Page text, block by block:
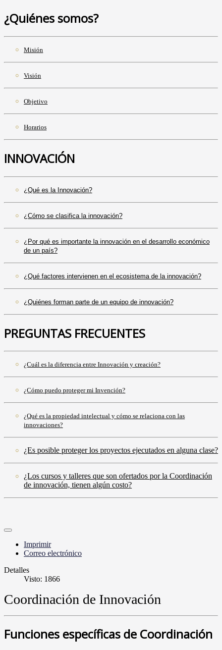
¿Quiénes somos?
Misión
Visión
Objetivo
Horarios
INNOVACIÓN
¿Qué es la Innovación?
¿Cómo se clasifica la innovación?
¿Por qué es importante la innovación en el desarrollo económico
de un país?
¿Qué factores intervienen en el ecosistema de la innovación?
¿Quiénes forman parte de un equipo de innovación?
PREGUNTAS FRECUENTES
¿Cuál es la diferencia entre Innovación y creación?
¿Cómo puedo proteger mi Invención?
¿Qué es la propiedad intelectual y cómo se relaciona con las
innovaciones?
¿Es posible proteger los proyectos ejecutados en alguna clase?
¿Los cursos y talleres que son ofertados por la Coordinación
de innovación, tienen algún costo?
Imprimir
Correo electrónico
Detalles
Visto: 1866
Coordinación de Innovación
Funciones específicas de Coordinación